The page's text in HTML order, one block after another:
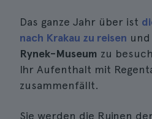
Das ganze Jahr über ist
nach Krakau zu reisen und
Rynek-Museum zu
Ihr Aufenthalt mit
zusammenfällt.
Sie werden die Ruinen